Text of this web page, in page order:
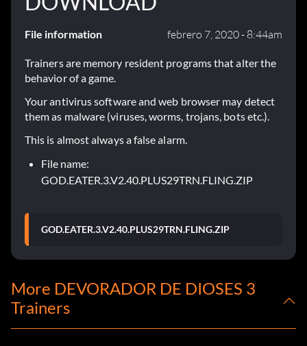
File information febrero 7, 2020 - 8:44am
Trainers are memory resident programs that alter the
behavior of a game.
Your antivirus software and web browser may detect
them as malware (viruses, worms, trojans, bots etc.).
This is almost always a false alarm.
File name:
GOD.EATER.3.V2.40.PLUS29TRN.FLING.ZIP
GOD.EATER.3.V2.40.PLUS29TRN.FLING.ZIP
More DEVORADOR DE DIOSES 3
Trainers